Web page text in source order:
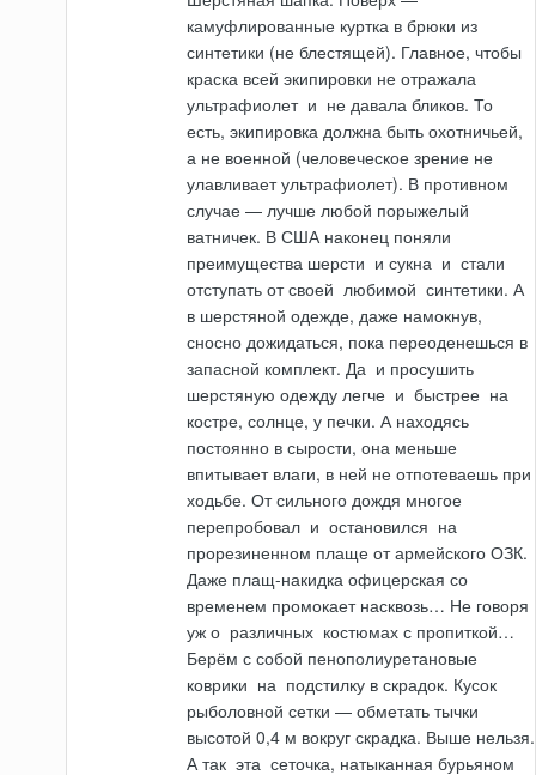
камуфлированные куртка в брюки из
синтетики (не блестящей). Главное, чтобы
краска всей экипировки не отражала
ультрафиолет и не давала бликов. То
есть, экипировка должна быть охотничьей,
а не военной (человеческое зрение не
улавливает ультрафиолет). В противном
случае — лучше любой порыжелый
ватничек. В США наконец поняли
преимущества шерсти исукна и стали
отступать от своей любимой синтетики. А
в шерстяной одежде, даже намокнув,
сносно дожидаться, пока переоденешься в
запасной комплект. Да и просушить
шерстяную одежду легче и быстрее на
костре, солнце, у печки. А находясь
постоянно в сырости, она меньше
впитывает влаги, в ней не отпотеваешь при
ходьбе. От сильного дождя многое
перепробовал и остановился на
прорезиненном пла­ще от армейского ОЗК.
Даже плащ-накидка офицерская со
временем промокает насквозь… Не говоря
уж о различных костюмах с пропиткой…
Берём с собой пенополиуретановые
коврики на подстилку в скрадок. Кусок
рыболовной сетки — обметать тычки
высотой 0,4 м вокруг скрадка. Выше нельзя.
А так эта сеточ­ка, натыканная бурьяном